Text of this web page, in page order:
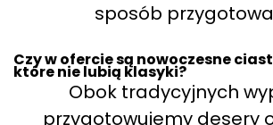
sposób
Czy w ofercie są nowoczesne
które nie lubią klasyki?
Obok tradycyjnych
przygotowujemy desery